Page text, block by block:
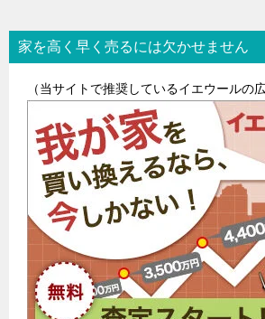
家を高く早く売るには欠かせません
（当サイトで推奨しているイエウールの